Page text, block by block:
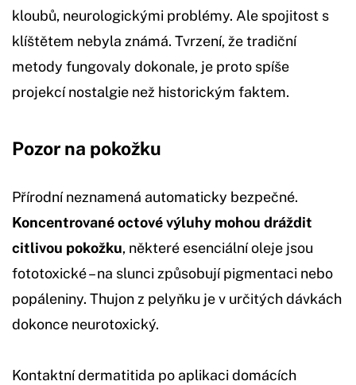
kloubů, neurologickými problémy. Ale spojitost s
klíštětem nebyla známá. Tvrzení, že tradiční
metody fungovaly dokonale, je proto spíše
projekcí nostalgie než historickým faktem.
Pozor na pokožku
Přírodní neznamená automaticky bezpečné.
Koncentrované octové výluhy mohou dráždit
citlivou pokožku, některé esenciální oleje jsou
fototoxické – na slunci způsobují pigmentaci nebo
popáleniny. Thujon z pelyňku je v určitých dávkách
dokonce neurotoxický.
Kontaktní dermatitida po aplikaci domácích